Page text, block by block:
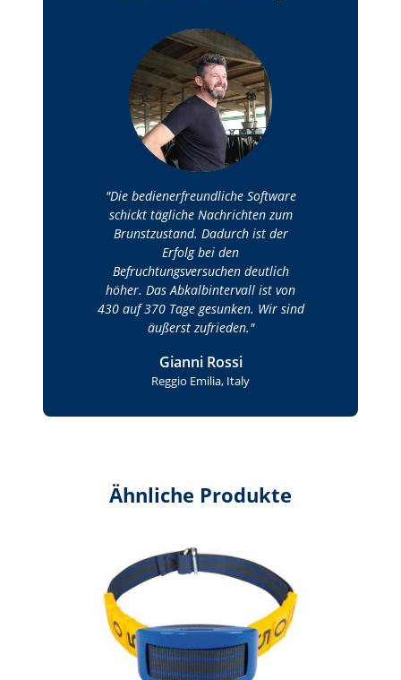
Die bedienerfreundliche Software
schickt tägliche Nachrichten zum
Brunstzustand. Dadurch ist der
Erfolg bei den
Befruchtungsversuchen deutlich
höher. Das Abkalbintervall ist von
430 auf 370 Tage gesunken. Wir sind
äußerst zufrieden.
Gianni Rossi
Reggio Emilia, Italy
Ähnliche Produkte